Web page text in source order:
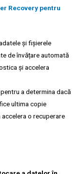
Recovery pentru
și fișierele
de învățare automată
și accelera
a determina dacă
ultima copie
o recuperare